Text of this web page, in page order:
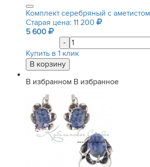
Комплект серебряный с аметистом
Старая цена: 11 200
5 600
-
Купить в 1 клик
В избранном В избранное